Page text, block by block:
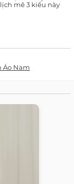
mê 3 kiểu này
Áo Nam